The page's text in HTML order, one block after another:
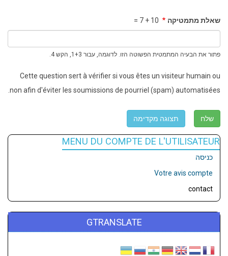
שאלת מתמטיקה 10 + 7 =
פתור את הבעיה המתמטית הפשוטה הזו. לדוגמה, עבור 1+3, הקש 4.
Cette question sert à vérifier si vous êtes un visiteur humain ou
non afin d'éviter les soumissions de pourriel (spam) automatisées.
MENU DU COMPTE DE L'UTILISATEUR
כניסה
Votre avis compte
contact
GTRANSLATE